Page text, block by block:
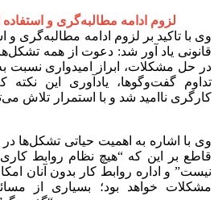
لزوم ادامه مطالبه‌گری و
وی با تاکید بر لزوم ادامه مطالبه‌گری
قانونی یاد آور شد: دعوت از همه
در حل مشکلات، ابراز امیدواری نسبت
تداوم گفت‌وگوها، یادآوری این نکته
کارگری ناامید شد و با استمرار تلاش
‌وی با اشاره به اهمیت حیاتی تشکل‌ها
قاطع بر این که “هیچ نظام روابط
نیست” و اداره روابط کار بدون آنان
مشکلات خواهد بود؛ ‌بسیاری از